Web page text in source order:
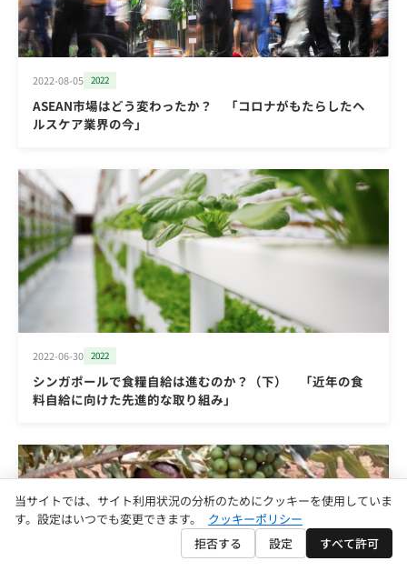
2022-08-05 2022
ASEAN市場はどう変わったか？ 「コロナがもたらしたヘ
ルスケア業界の今」
2022-06-30 2022
シンガポールで食糧自給は進むのか？（下） 「近年の食
料自給に向けた先進的な取り組み」
当サイトでは、サイト利用状況の分析のためにクッキーを使用していま
す。設定はいつでも変更できます。
クッキーポリシー
拒否する
設定 すべて許可